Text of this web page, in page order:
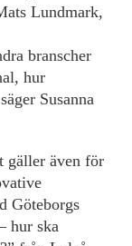
Lundmark,
branscher
hur
Susanna
gäller även för
Göteborgs
hur ska